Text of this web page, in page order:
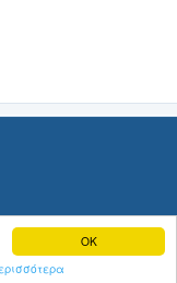
OK
ή Τροποποίηση Άρθρων |